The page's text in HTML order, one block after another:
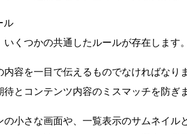
ル
くつかの共通したルールが存在します。
内容を一目で伝えるものでなければなり
とコンテンツ内容のミスマッチを防ぎま
の小さな画面や、一覧表示のサムネイル